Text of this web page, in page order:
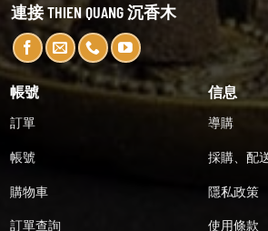
連接 THIEN QUANG 沉香木
帳號
訂單
帳號
購物車
訂單查詢
信息
導購
採購、配
隱私政策
使用條款